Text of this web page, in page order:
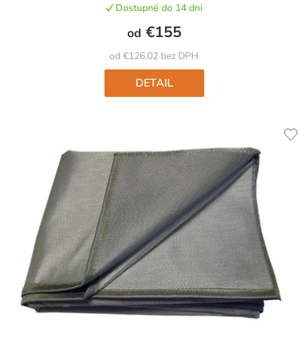
Dostupné do 14 dní
od €126,02 bez DPH
od €155
DETAIL